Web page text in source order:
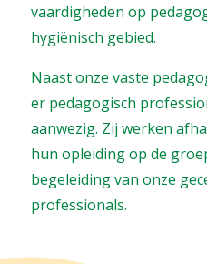
vaardigheden op
hygiënisch gebied.
Naast onze vaste
er pedagogisch
aanwezig. Zij werken
hun opleiding op de
begeleiding van onze
professionals.